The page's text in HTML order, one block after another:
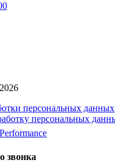
персональных данных
персональных
звонка